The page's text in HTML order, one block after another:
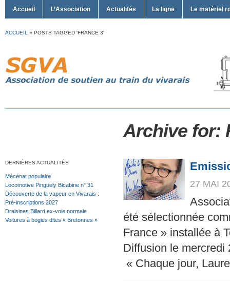
Accueil L’Association Actualités La ligne Le matériel
ACCUEIL » POSTS TAGGED 'FRANCE 3'
Archive for:
DERNIÈRES ACTUALITÉS
Mécénat populaire
Locomotive Pinguely Bicabine n° 31
Découverte de la vapeur en Vivarais :
Pré-inscriptions 2027
Draisines Billard ex-voie normale
Voitures à bogies dites « Bretonnes »
27 MAI
été sélectionnée
France » installée à
Diffusion le mercredi
« Chaque jour,